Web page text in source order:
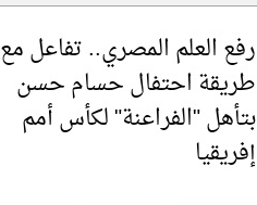
رفع العلم المصري.. تفاعل مع
طريقة احتفال حسام حسن
بتأهل "الفراعنة" لكأس أمم
إفريقيا